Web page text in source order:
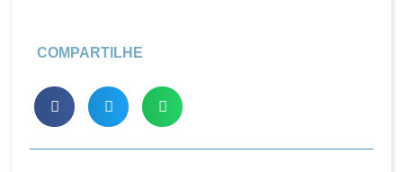
COMPARTILHE